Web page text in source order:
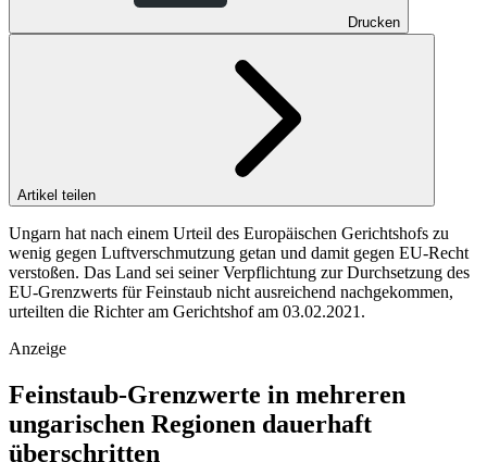
Drucken
Artikel teilen
Ungarn hat nach einem Urteil des Europäischen Gerichtshofs zu
wenig gegen Luftverschmutzung getan und damit gegen EU-Recht
verstoßen. Das Land sei seiner Verpflichtung zur Durchsetzung des
EU-Grenzwerts für Feinstaub nicht ausreichend nachgekommen,
urteilten die Richter am Gerichtshof am 03.02.2021.
Anzeige
Feinstaub-Grenzwerte in mehreren
ungarischen Regionen dauerhaft
überschritten